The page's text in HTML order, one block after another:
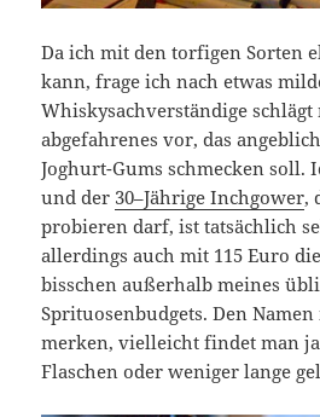
Da ich mit den torfigen Sorten
kann, frage ich nach etwas
Whiskysachverständige schlägt
abgefahrenes vor, das
Joghurt-Gums schmecken soll.
und der 30–Jährige Inchgower,
probieren darf, ist tatsächlich
allerdings auch mit 115 Euro
bisschen außerhalb meines
Sprituosenbudgets. Den
merken, vielleicht findet man
Flaschen oder weniger lange